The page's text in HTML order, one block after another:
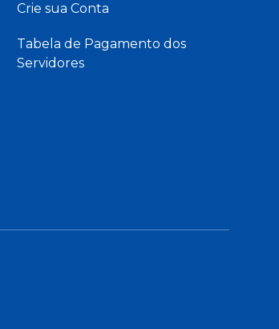
Crie sua Conta
Tabela de Pagamento dos
Servidores